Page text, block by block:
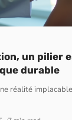
un pilier
durable
réalité